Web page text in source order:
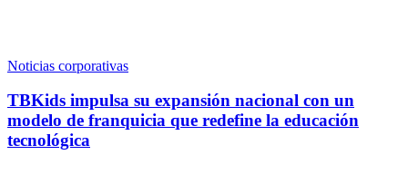
Noticias corporativas
TBKids impulsa su expansión nacional con un
modelo de franquicia que redefine la educación
tecnológica